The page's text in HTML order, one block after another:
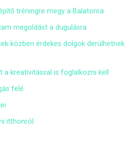
tréningre megy a Balatonra
megoldást a dugulásra
közben érdekes dolgok derülhetnek
kreativitással is foglalkozni kell
felé
itthonról